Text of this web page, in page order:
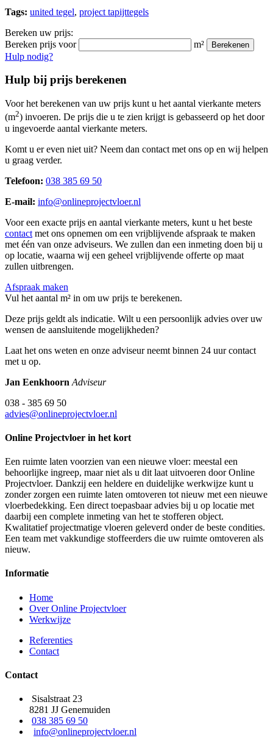
Tags: united tegel, project tapijttegels
Bereken uw prijs:
Bereken prijs voor
m² Berekenen
Hulp nodig?
Hulp bij prijs berekenen
Voor het berekenen van uw prijs kunt u het aantal vierkante meters
(m2) invoeren. De prijs die u te zien krijgt is gebasseerd op het door
u ingevoerde aantal vierkante meters.
Komt u er even niet uit? Neem dan contact met ons op en wij helpen
u graag verder.
Telefoon: 038 385 69 50
E-mail: info@onlineprojectvloer.nl
Voor een exacte prijs en aantal vierkante meters, kunt u het beste
contact met ons opnemen om een vrijblijvende afspraak te maken
met één van onze adviseurs. We zullen dan een inmeting doen bij u
op locatie, waarna wij een geheel vrijblijvende offerte op maat
zullen uitbrengen.
Afspraak maken
Vul het aantal m² in om uw prijs te berekenen.
Deze prijs geldt als indicatie. Wilt u een persoonlijk advies over uw
wensen de aansluitende mogelijkheden?
Laat het ons weten en onze adviseur neemt binnen 24 uur contact
met u op.
Jan Eenkhoorn Adviseur
038 - 385 69 50
advies@onlineprojectvloer.nl
Online Projectvloer in het kort
Een ruimte laten voorzien van een nieuwe vloer: meestal een
behoorlijke ingreep, maar niet als u dit laat uitvoeren door Online
Projectvloer. Dankzij een heldere en duidelijke werkwijze kunt u
zonder zorgen een ruimte laten omtoveren tot nieuw met een nieuwe
vloerbedekking. Een direct toepasbaar advies bij u op locatie met
daarbij een complete inmeting van het te stofferen object.
Kwalitatief projectmatige vloeren geleverd onder de beste condities.
Een team met vakkundige stoffeerders die uw ruimte omtoveren als
nieuw.
Informatie
Home
Over Online Projectvloer
Werkwijze
Referenties
Contact
Contact
Sisalstraat 23
8281 JJ Genemuiden
038 385 69 50
info@onlineprojectvloer.nl